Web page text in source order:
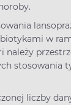
w
należy
stosowania
liczby